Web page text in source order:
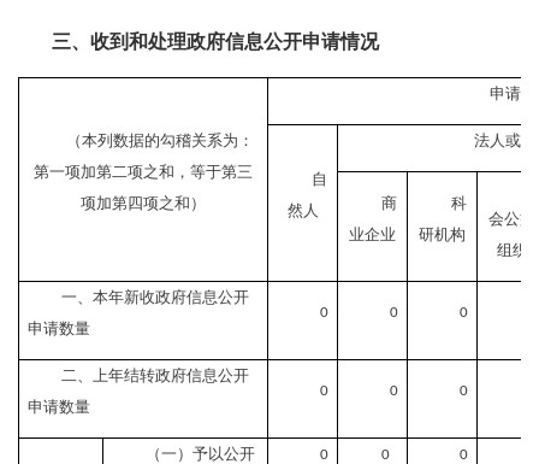
三、收到和处理政府信息公开申请情况
（本列数据的勾稽关系为：
第一项加第二项之和，等于第三
项加第四项之和）
申请
自
然人
法人或
商
业企业
科
研机构
会公益
组织
一、本年新收政府信息公开
申请数量
0 0 0
二、上年结转政府信息公开
申请数量
0 0 0
（一）予以公开 0 0 0